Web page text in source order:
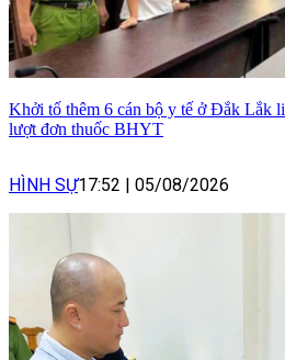
Khởi tố thêm 6 cán bộ y tế ở Đắk Lắk
lượt đơn thuốc BHYT
HÌNH SỰ17:52 05/08/2026